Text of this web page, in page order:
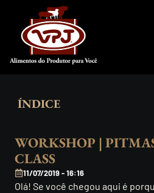
WORKSHOP |
CLASS
11/07/2019 - 16:16
Olá! Se você chegou aqui é
ÍNDICE